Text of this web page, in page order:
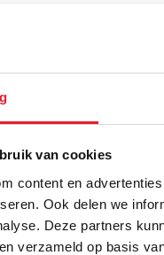
van cookies
content en
Ook delen we
Deze partners
verzameld op basis